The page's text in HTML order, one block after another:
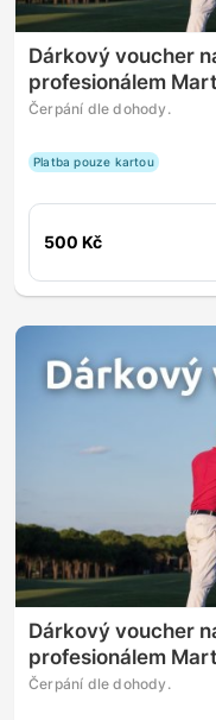
Dárkový voucher
profesionálem
Čerpání dle dohody.
Platba pouze kartou
500 Kč
Dárkový voucher
profesionálem
Čerpání dle dohody.